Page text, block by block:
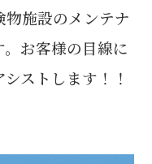
施設のメンテナ
お客様の目線に
ストします！！